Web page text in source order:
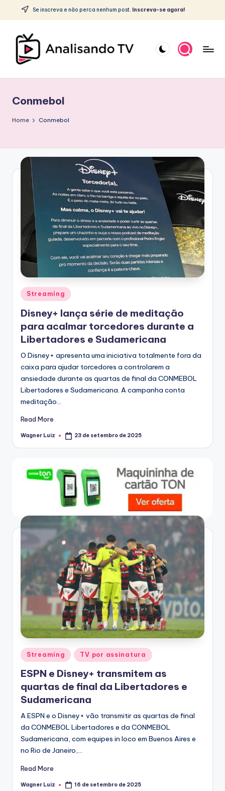
Skip
content
Se inscreva e não perca nenhum post. Inscreva-se agora!
A
L
S
A
T
V
Conmebol
Home Conmebol
Posted
in
Streaming
Disney+ lança série de meditação
para acalmar torcedores durante a
Libertadores e Sudamericana
O Disney+ apresenta uma iniciativa totalmente fora da
caixa para ajudar torcedores a controlarem a
ansiedade durante as quartas de final da CONMEBOL
Libertadores e Sudamericana. A campanha conta
meditação…
Read More
Posted
Wagner Luiz 23 de setembro de 2025
Posted
in
Streaming TV por assinatura
ESPN e Disney+ transmitem as
quartas de final da Libertadores e
Sudamericana
A ESPN e o Disney+ vão transmitir as quartas de final
da CONMEBOL Libertadores e da CONMEBOL
Sudamericana, com equipes in loco em Buenos Aires e
no Rio de Janeiro,…
Read More
Posted
Wagner Luiz 16 de setembro de 2025